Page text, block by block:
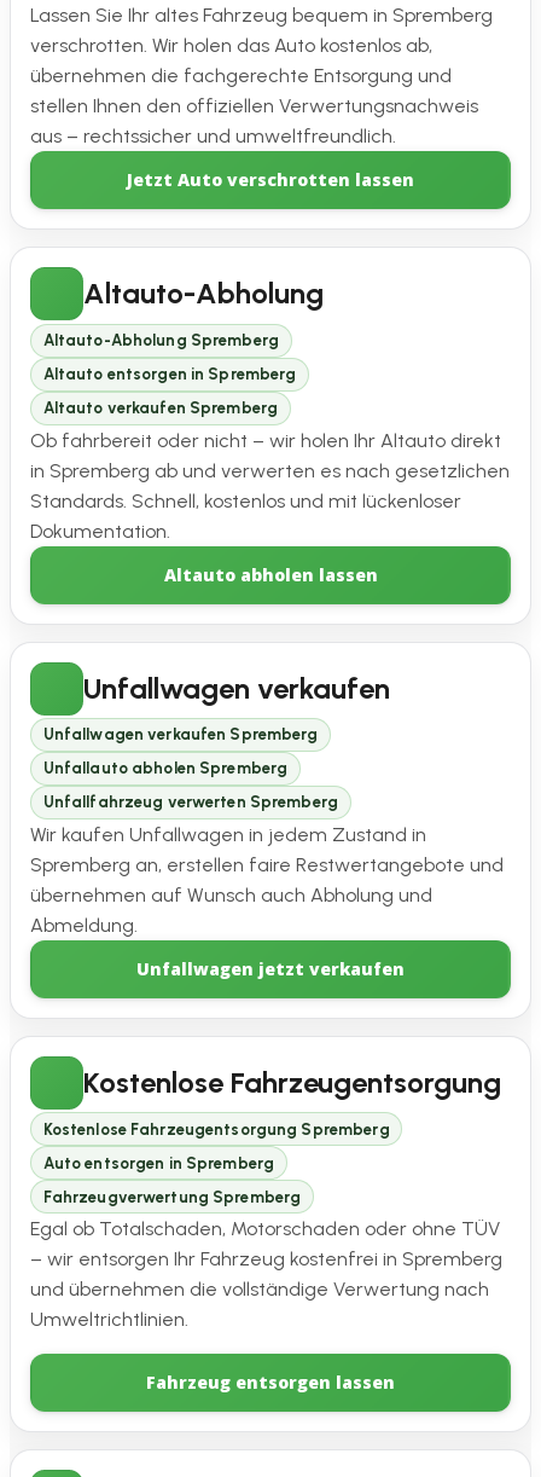
Lassen Sie Ihr altes Fahrzeug bequem in Spremberg
verschrotten. Wir holen das Auto kostenlos ab,
übernehmen die fachgerechte Entsorgung und
stellen Ihnen den offiziellen Verwertungsnachweis
aus – rechtssicher und umweltfreundlich.
Jetzt Auto verschrotten lassen
Altauto-Abholung
Altauto-Abholung Spremberg
Altauto entsorgen in Spremberg
Altauto verkaufen Spremberg
Ob fahrbereit oder nicht – wir holen Ihr Altauto direkt
in Spremberg ab und verwerten es nach gesetzlichen
Standards. Schnell, kostenlos und mit lückenloser
Dokumentation.
Altauto abholen lassen
Unfallwagen verkaufen
Unfallwagen verkaufen Spremberg
Unfallauto abholen Spremberg
Unfallfahrzeug verwerten Spremberg
Wir kaufen Unfallwagen in jedem Zustand in
Spremberg an, erstellen faire Restwertangebote und
übernehmen auf Wunsch auch Abholung und
Abmeldung.
Unfallwagen jetzt verkaufen
Kostenlose Fahrzeugentsorgung
Kostenlose Fahrzeugentsorgung Spremberg
Auto entsorgen in Spremberg
Fahrzeugverwertung Spremberg
Egal ob Totalschaden, Motorschaden oder ohne TÜV
– wir entsorgen Ihr Fahrzeug kostenfrei in Spremberg
und übernehmen die vollständige Verwertung nach
Umweltrichtlinien.
Fahrzeug entsorgen lassen